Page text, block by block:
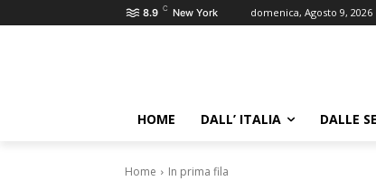
8.9 C New York domenica, Agosto 9, 2026
HOME DALL’ ITALIA DALLE
Home In prima fila